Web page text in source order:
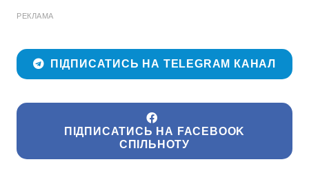
РЕКЛАМА
ПІДПИСАТИСЬ НА TELEGRAM КАНАЛ
ПІДПИСАТИСЬ НА FACEBOOK
СПІЛЬНОТУ